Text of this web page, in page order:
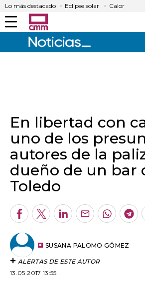
Lo más destacado Eclipse solar Calor
Menú
En libertad con
uno de los
autores de la
dueño de un bar
Toledo
Facebook
TwitterLinkedInEnviar
SUSANA PALOMO GÓMEZ
ALERTAS DE ESTE AUTOR
13.05.2017 13:55